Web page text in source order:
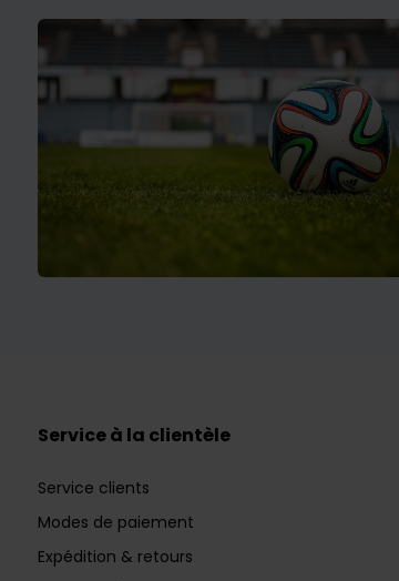
Service à la clientèle
Service clients
Modes de paiement
Expédition & retours